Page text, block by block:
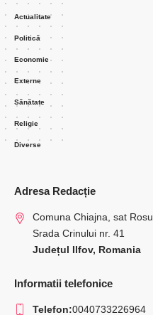
Actualitate
Politică
Economie
Externe
Sănătate
Religie
Diverse
Adresa Redacție
Comuna Chiajna, sat Rosu
Srada Crinului nr. 41
Județul Ilfov, Romania
Informatii telefonice
Telefon:0040733226964